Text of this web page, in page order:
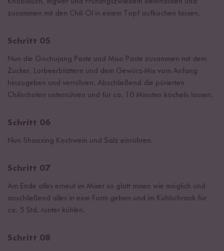
zusammen mit den Chili Öl in einem Topf aufkochen lassen.
Schritt 05
Nun die Gochujang Paste und Miso Paste zusammen mit dem
Zucker, Lorbeerblättern und dem Gewürz-Mix vom Anfang
hinzugeben und verrühren. Abschließend die pürierten
Chilischoten unterrühren und für ca. 10 Minuten köcheln lassen.
Schritt 06
Nun Shaoxing Kochwein und Salz einrühren.
Schritt 07
Am Ende alles erneut im Mixer so glatt mixen wie möglich und
anschließend alles in eine Form geben und im Kühlschrank für
ca. 5 Std. runter kühlen.
Schritt 08